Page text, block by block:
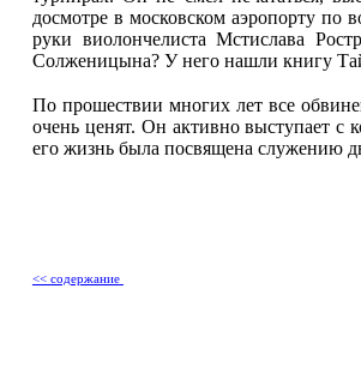
досмотре в московском аэропорту
руки виолончелиста Мстислава
Солженицына? У него нашли книгу
По прошествии многих лет все
очень ценят. Он активно выступает
его жизнь была посвящена служению
<< содержание